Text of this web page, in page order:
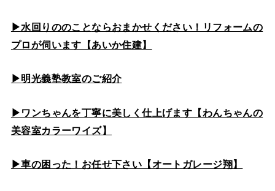
▶水回りののことならおまかせください！リフォームの
プロが伺います【あいか住建】
▶明光義塾教室のご紹介
▶ワンちゃんを丁寧に美しく仕上げます【わんちゃんの
美容室カラーワイズ】
▶車の困った！お任せ下さい【オートガレージ翔】